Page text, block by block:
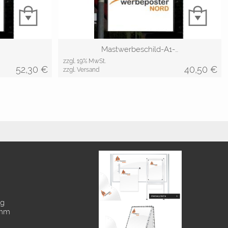
52,30 €
Mastwerbeschild-A1-…
zzgl. 19% MwSt.
zzgl. Versand
40,50 €